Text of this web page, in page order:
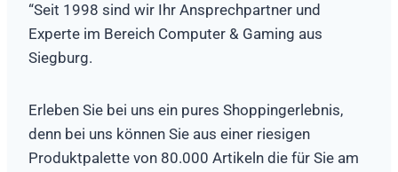
“Seit 1998 sind wir Ihr Ansprechpartner und
Experte im Bereich Computer & Gaming aus
Siegburg.
Erleben Sie bei uns ein pures Shoppingerlebnis,
denn bei uns können Sie aus einer riesigen
Produktpalette von 80.000 Artikeln die für Sie am